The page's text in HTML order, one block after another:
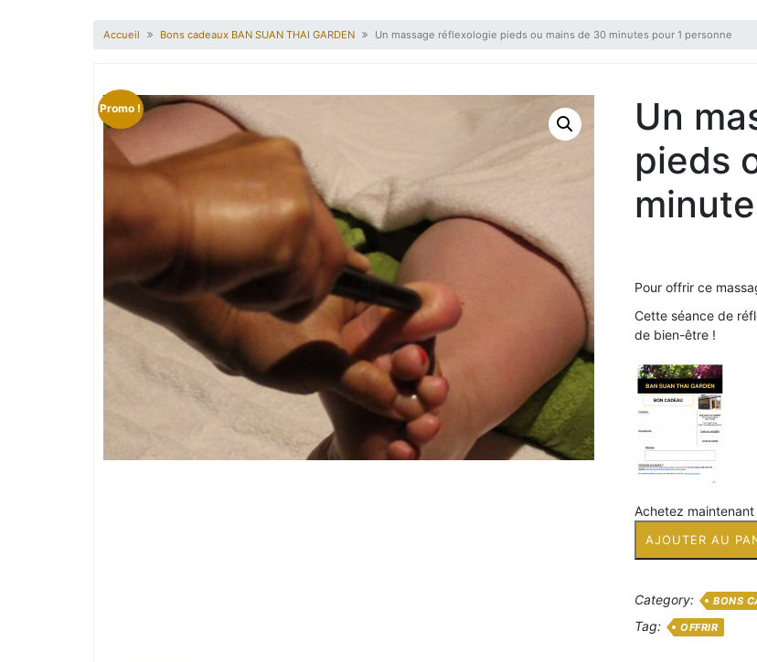
Accueil Bons cadeaux BAN SUAN THAI GARDEN Un massage réflexologie pieds ou mains de 30 minutes pour 1 personne
Promo !
Un
pieds
Pour offrir ce
Cette séance de
de bien-être !
Achetez
de
réflexologie
pieds
AJOUTER AU
Category: BONS
Tag: OFFRIR